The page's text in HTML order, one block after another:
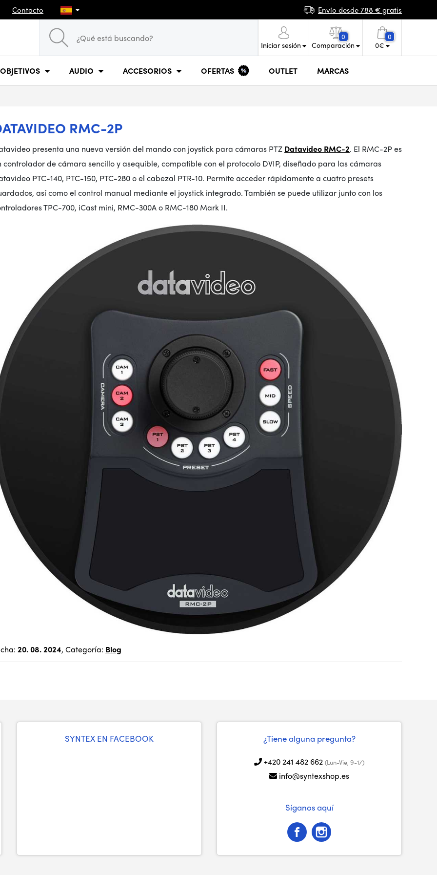
Contacto Envío desde 788 € gratis
Iniciar sesión
0
Comparación
0
0€
OBJETIVOS AUDIO ACCESORIOS OFERTAS OUTLET MARCAS
RMC-2P
presenta una nueva versión del mando con joystick para cámaras PTZ Datavideo RMC-2. El RMC-2P es
controlador de cámara sencillo y asequible, compatible con el protocolo DVIP, diseñado para las cámaras
PTC-140, PTC-150, PTC-280 o el cabezal PTR-10. Permite acceder rápidamente a cuatro presets
así como el control manual mediante el joystick integrado. También se puede utilizar junto con los
TPC-700, iCast mini, RMC-300A o RMC-180 Mark II.
20. 08. 2024, Categoría: Blog
SYNTEX EN FACEBOOK ¿Tiene alguna pregunta?
+420 241 482 662 (Lun-Vie, 9-17)
info@syntexshop.es
Síganos aquí